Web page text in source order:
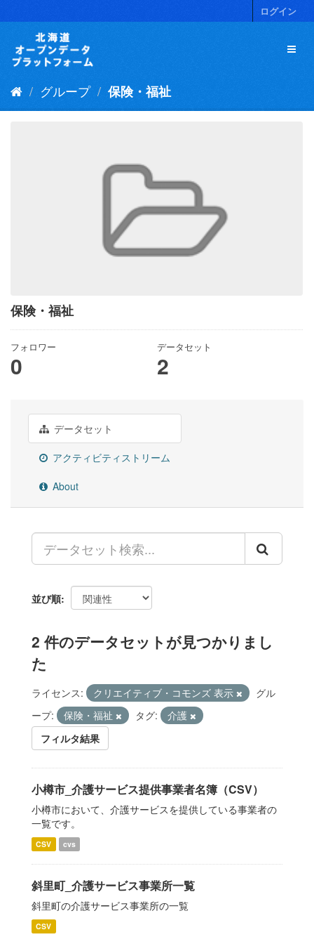
キ
ログイン
グループ 保険・福祉
保険・福祉
フォロワー
0
データセット
2
データセット
アクティビティストリーム
About
並び順
2 件のデータセットが見つかりまし
た
ライセンス: クリエイティブ・コモンズ 表示
グル
ープ:
保険・福祉 タグ:
介護
フィルタ結果
小樽市_介護サービス提供事業者名簿（CSV）
小樽市において、介護サービスを提供している事業者の
一覧です。
CSV cvs
斜里町_介護サービス事業所一覧
斜里町の介護サービス事業所の一覧
CSV